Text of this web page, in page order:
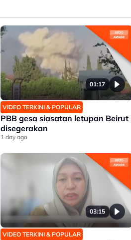
01:17
VIDEO TERKINI & POPULAR
PBB gesa siasatan letupan Beirut
disegerakan
1 day ago
03:15
VIDEO TERKINI & POPULAR